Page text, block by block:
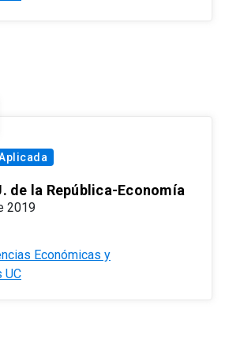
de la República-Economía
2019
Económicas y
UC